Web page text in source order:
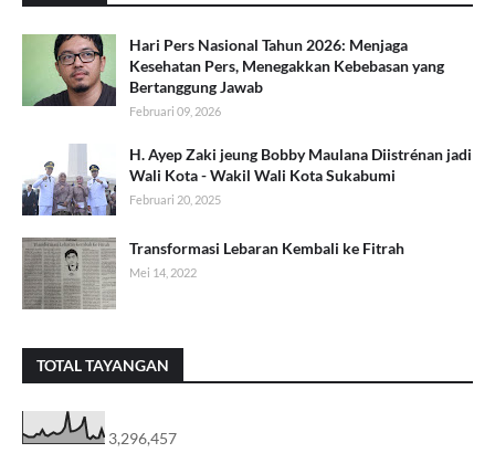
Hari Pers Nasional Tahun 2026: Menjaga
Kesehatan Pers, Menegakkan Kebebasan yang
Bertanggung Jawab
Februari 09, 2026
H. Ayep Zaki jeung Bobby Maulana Diistrénan jadi
Wali Kota - Wakil Wali Kota Sukabumi
Februari 20, 2025
Transformasi Lebaran Kembali ke Fitrah
Mei 14, 2022
TOTAL TAYANGAN
3,296,457